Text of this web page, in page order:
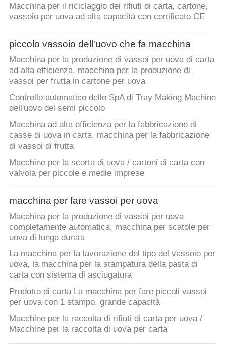
MAPPA
DEL
SITO
POLITICA
SULLA
PRIVACY
Macchina per il riciclaggio dei rifiuti di carta, cartone,
vassoio per uova ad alta capacità con certificato CE
piccolo vassoio dell'uovo che fa macchina
Macchina per la produzione di vassoi per uova di carta
ad alta efficienza, macchina per la produzione di
vassoi per frutta in cartone per uova
Controllo automatico dello SpA di Tray Making Machine
dell'uovo dei semi piccolo
Macchina ad alta efficienza per la fabbricazione di
casse di uova in carta, macchina per la fabbricazione
di vassoi di frutta
Macchine per la scorta di uova / cartoni di carta con
valvola per piccole e medie imprese
macchina per fare vassoi per uova
Macchina per la produzione di vassoi per uova
completamente automatica, macchina per scatole per
uova di lunga durata
La macchina per la lavorazione del tipo del vassoio per
uova, la macchina per la stampatura della pasta di
carta con sistema di asciugatura
Prodotto di carta La macchina per fare piccoli vassoi
per uova con 1 stampo, grande capacità
Macchine per la raccolta di rifiuti di carta per uova /
Macchine per la raccolta di uova per carta